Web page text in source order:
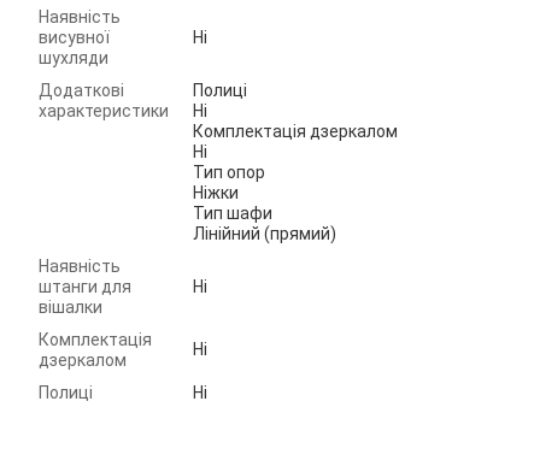
Наявність
висувної
шухляди
Ні
Додаткові
характеристики
Полиці
Ні
Комплектація дзеркалом
Ні
Тип опор
Ніжки
Тип шафи
Лінійний (прямий)
Наявність
штанги для
вішалки
Ні
Комплектація
дзеркалом
Ні
Полиці Ні